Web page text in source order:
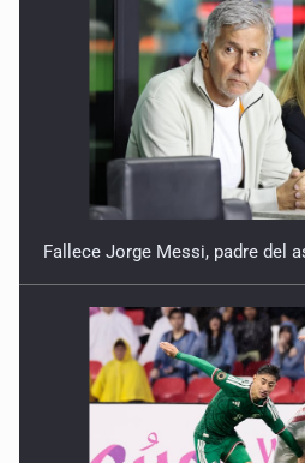
Fallece Jorge Messi, padre del